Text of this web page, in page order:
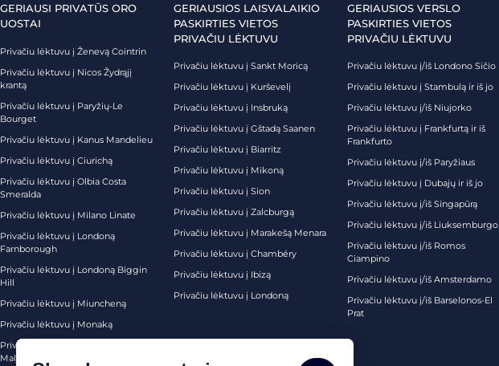
GERIAUSI PRIVATŪS ORO
UOSTAI
Privačiu lėktuvu į Ženevą Cointrin
Privačiu lėktuvu į Nicos Žydrąjį
krantą
Privačiu lėktuvu į Paryžių-Le
Bourget
Privačiu lėktuvu į Kanus Mandelieu
Privačiu lėktuvu į Ciurichą
Privačiu lėktuvu į Olbia Costa
Smeralda
Privačiu lėktuvu į Milano Linate
Privačiu lėktuvu į Londoną
Farnborough
Privačiu lėktuvu į Londoną Biggin
Hill
Privačiu lėktuvu į Miuncheną
Privačiu lėktuvu į Monaką
Privačiu lėktuvu į Palma de
Maljorką
GERIAUSIOS LAISVALAIKIO
PASKIRTIES VIETOS
PRIVAČIU LĖKTUVU
Privačiu lėktuvu į Sankt Moricą
Privačiu lėktuvu į Kurševelį
Privačiu lėktuvu į Insbruką
Privačiu lėktuvu į Gštadą Saanen
Privačiu lėktuvu į Biarritz
Privačiu lėktuvu į Mikoną
Privačiu lėktuvu į Sion
Privačiu lėktuvu į Zalcburgą
Privačiu lėktuvu į Marakešą Menara
Privačiu lėktuvu į Chambéry
Privačiu lėktuvu į Ibizą
Privačiu lėktuvu į Londoną
GERIAUSIOS VERSLO
PASKIRTIES VIETOS
PRIVAČIU LĖKTUVU
Privačiu lėktuvu į/iš Londono Sičio
Privačiu lėktuvu į Stambulą ir iš jo
Privačiu lėktuvu į/iš Niujorko
Privačiu lėktuvu į Frankfurtą ir iš
Frankfurto
Privačiu lėktuvu į/iš Paryžiaus
Privačiu lėktuvu į Dubajų ir iš jo
Privačiu lėktuvu į/iš Singapūrą
Privačiu lėktuvu į/iš Liuksemburgo
Privačiu lėktuvu į/iš Romos
Ciampino
Privačiu lėktuvu į/iš Amsterdamo
Privačiu lėktuvu į/iš Barselonos-El
Prat